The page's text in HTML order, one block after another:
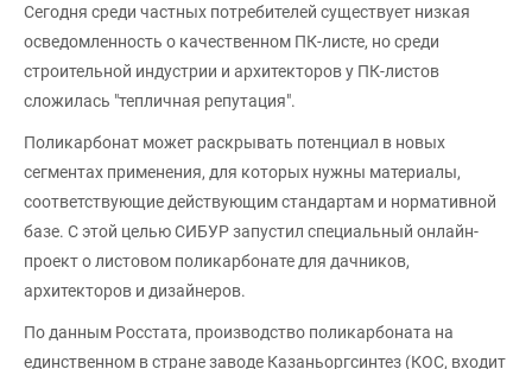
Сегодня среди частных потребителей существует низкая
осведомленность о качественном ПК-листе, но среди
строительной индустрии и архитекторов у ПК-листов
сложилась "тепличная репутация".
Поликарбонат может раскрывать потенциал в новых
сегментах применения, для которых нужны материалы,
соответствующие действующим стандартам и нормативной
базе. С этой целью СИБУР запустил специальный онлайн-
проект о листовом поликарбонате для дачников,
архитекторов и дизайнеров.
По данным Росстата, производство поликарбоната на
единственном в стране заводе Казаньоргсинтез (КОС, входит